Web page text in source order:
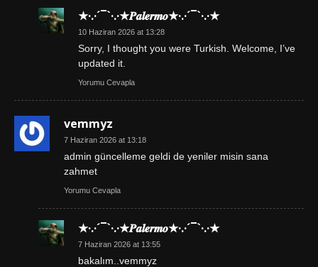
★·.·´¯`·.·★𝑷𝒂𝒍𝒆𝒓𝒎𝒐★·.·´¯`·.·★
10 Haziran 2026 at 13:28
Sorry, I thought you were Turkish. Welcome, I’ve
updated it.
Yorumu Cevapla
vemmyz
7 Haziran 2026 at 13:18
admin güncelleme geldi de yeniler misin sana
zahmet
Yorumu Cevapla
★·.·´¯`·.·★𝑷𝒂𝒍𝒆𝒓𝒎𝒐★·.·´¯`·.·★
7 Haziran 2026 at 13:55
bakalım..vemmyz